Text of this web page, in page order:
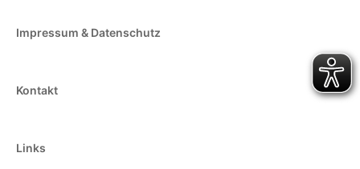
Impressum & Datenschutz
Kontakt
Links